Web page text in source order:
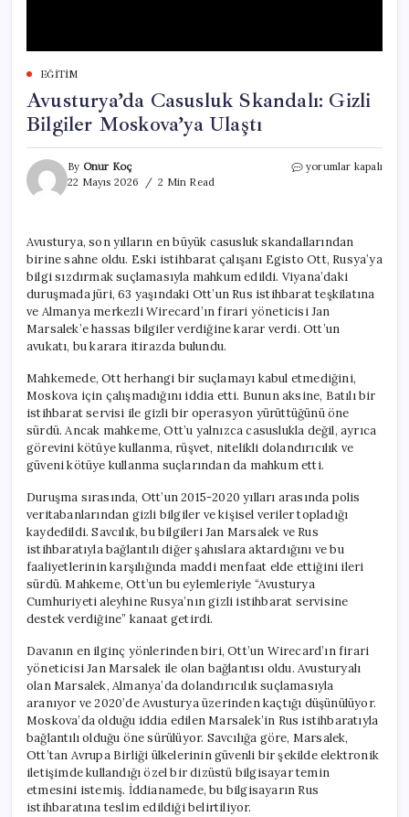
EĞITIM
Avusturya’da Casusluk Skandalı: Gizli
Bilgiler Moskova’ya Ulaştı
By Onur Koç
22 Mayıs 2026
2 Min Read
Avusturya’da
Moskova’ya
Ulaştı
için
yorumlar kapalı
Avusturya, son yılların en büyük casusluk skandallarından
birine sahne oldu. Eski istihbarat çalışanı Egisto Ott, Rusya’ya
bilgi sızdırmak suçlamasıyla mahkum edildi. Viyana’daki
duruşmada jüri, 63 yaşındaki Ott’un Rus istihbarat teşkilatına
ve Almanya merkezli Wirecard’ın firari yöneticisi Jan
Marsalek’e hassas bilgiler verdiğine karar verdi. Ott’un
avukatı, bu karara itirazda bulundu.
Mahkemede, Ott herhangi bir suçlamayı kabul etmediğini,
Moskova için çalışmadığını iddia etti. Bunun aksine, Batılı bir
istihbarat servisi ile gizli bir operasyon yürüttüğünü öne
sürdü. Ancak mahkeme, Ott’u yalnızca casuslukla değil, ayrıca
görevini kötüye kullanma, rüşvet, nitelikli dolandırıcılık ve
güveni kötüye kullanma suçlarından da mahkum etti.
Duruşma sırasında, Ott’un 2015-2020 yılları arasında polis
veritabanlarından gizli bilgiler ve kişisel veriler topladığı
kaydedildi. Savcılık, bu bilgileri Jan Marsalek ve Rus
istihbaratıyla bağlantılı diğer şahıslara aktardığını ve bu
faaliyetlerinin karşılığında maddi menfaat elde ettiğini ileri
sürdü. Mahkeme, Ott’un bu eylemleriyle “Avusturya
Cumhuriyeti aleyhine Rusya’nın gizli istihbarat servisine
destek verdiğine” kanaat getirdi.
Davanın en ilginç yönlerinden biri, Ott’un Wirecard’ın firari
yöneticisi Jan Marsalek ile olan bağlantısı oldu. Avusturyalı
olan Marsalek, Almanya’da dolandırıcılık suçlamasıyla
aranıyor ve 2020’de Avusturya üzerinden kaçtığı düşünülüyor.
Moskova’da olduğu iddia edilen Marsalek’in Rus istihbaratıyla
bağlantılı olduğu öne sürülüyor. Savcılığa göre, Marsalek,
Ott’tan Avrupa Birliği ülkelerinin güvenli bir şekilde elektronik
iletişimde kullandığı özel bir dizüstü bilgisayar temin
etmesini istemiş. İddianamede, bu bilgisayarın Rus
istihbaratına teslim edildiği belirtiliyor.